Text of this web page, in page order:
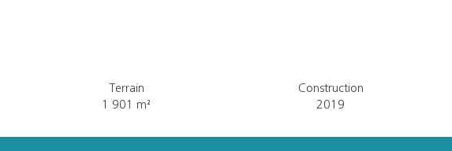
Terrain
1 901 m²
Construction
2019